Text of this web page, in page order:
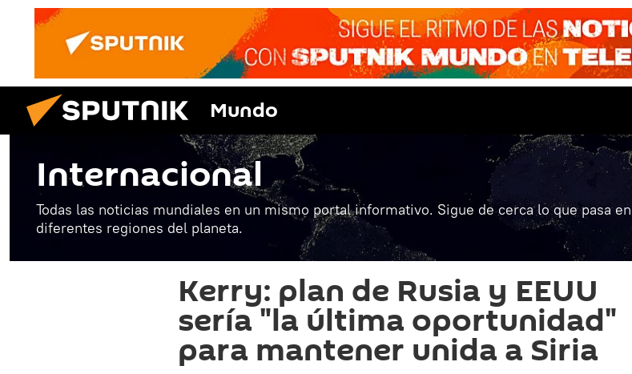
Mundo
Internacional
Todas las noticias mundiales en un mismo portal informativo. Sigue de cerca lo que pasa en
diferentes regiones del planeta.
Kerry: plan de Rusia y EEUU
sería "la última oportunidad"
para mantener unida a Siria